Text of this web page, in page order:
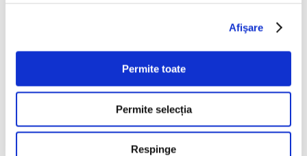
Afişare
Permite toate
Permite selecția
Respinge
Muzeul Luvru, „la capătul
18 Iunie 2026